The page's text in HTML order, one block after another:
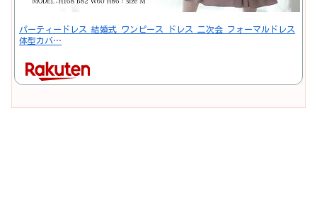
パーティードレス 結婚式 ワンピース ドレス 二次会 フォーマルドレス
体型カバ…